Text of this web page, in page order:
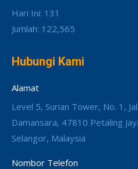
Hari Ini: 131
Jumlah: 122,565
Hubungi Kami
Alamat
Level 5, Surian Tower, No. 1,
Damansara, 47810 Petaling
Selangor, Malaysia
Nombor Telefon